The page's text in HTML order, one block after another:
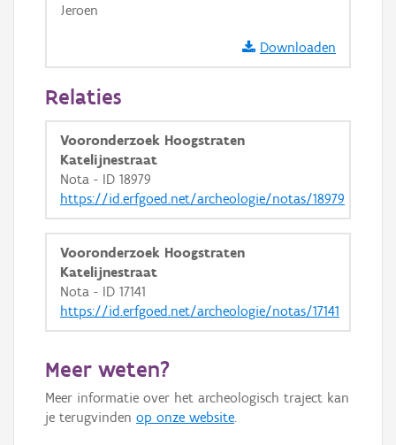
Jeroen
Downloaden
Relaties
Vooronderzoek Hoogstraten
Katelijnestraat
Nota - ID 18979
https://id.erfgoed.net/archeologie/notas/18979
Vooronderzoek Hoogstraten
Katelijnestraat
Nota - ID 17141
https://id.erfgoed.net/archeologie/notas/17141
Meer weten?
Meer informatie over het archeologisch traject kan
je terugvinden op onze website.